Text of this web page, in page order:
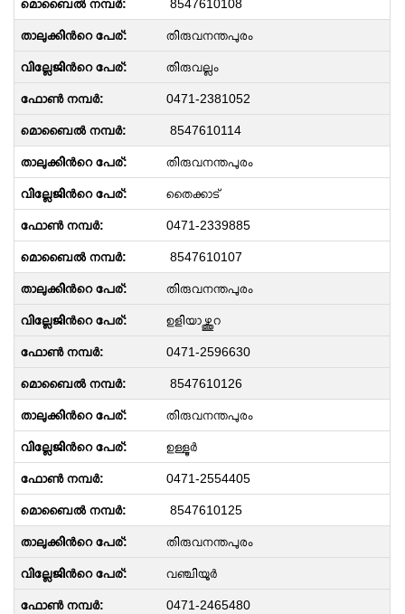
8547610108
തിരുവനന്തപുരം
തിരുവല്ലം
0471-2381052
8547610114
തിരുവനന്തപുരം
തൈക്കാട്
0471-2339885
8547610107
തിരുവനന്തപുരം
ഉളിയാഴ്ത്തുറ
0471-2596630
8547610126
തിരുവനന്തപുരം
ഉള്ളൂർ
0471-2554405
8547610125
തിരുവനന്തപുരം
വഞ്ചിയൂർ
0471-2465480